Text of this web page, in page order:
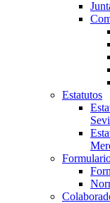
Estatutos